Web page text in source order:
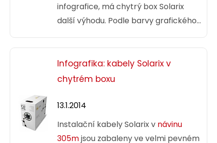
infografice, má chytrý box Solarix
další výhodu. Podle barvy grafického
prvku na boxu jednoduše poznáte
o jaký typkabeluSolarix se jedná.
Toto barevné rozlišení výrazně
usnadňuje orientaci mezi různými
Infografika: kabely Solarix v
chytrém boxu
13.1.2014
Instalační kabely Solarix v návinu
305mjsou zabaleny ve velmi pevném